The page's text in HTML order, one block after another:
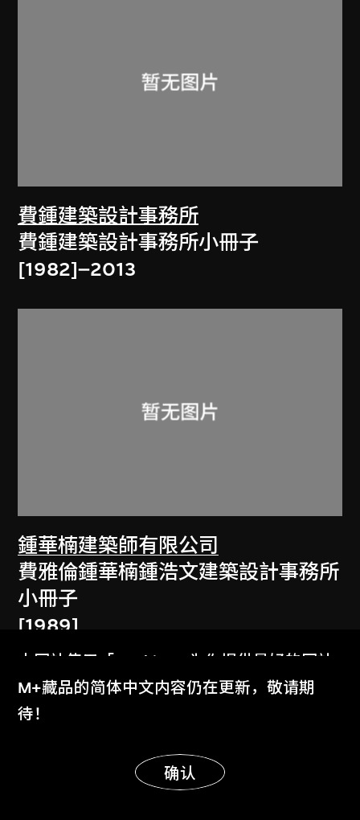
費鍾建築設計事務所
費鍾建築設計事務所小冊子
[1982]–2013
鍾華楠建築師有限公司
費雅倫鍾華楠鍾浩文建築設計事務所
小冊子
[1989]
本网站使用「Cookies」为你提供最好的网站
体验。
了解更多
明白
M+藏品的简体中文内容仍在更新，敬请期
待！
确认
显示更多